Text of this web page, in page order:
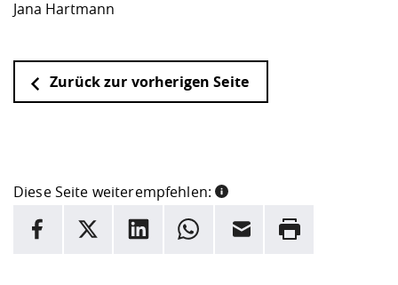
Jana Hartmann
Zurück zur vorherigen Seite
Diese Seite weiterempfehlen:
INFORMATION
Facebook
X LinkedInWhatsappE-Mail Drucken